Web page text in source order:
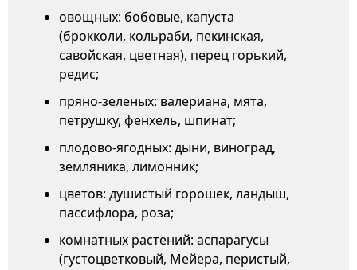
овощных: бобовые, капуста
(брокколи, кольраби, пекинская,
савойская, цветная), перец горький,
редис;
пряно-зеленых: валериана, мята,
петрушку, фенхель, шпинат;
плодово-ягодных: дыни, виноград,
земляника, лимонник;
цветов: душистый горошек, ландыш,
пассифлора, роза;
комнатных растений: аспарагусы
(густоцветковый, Мейера, перистый,